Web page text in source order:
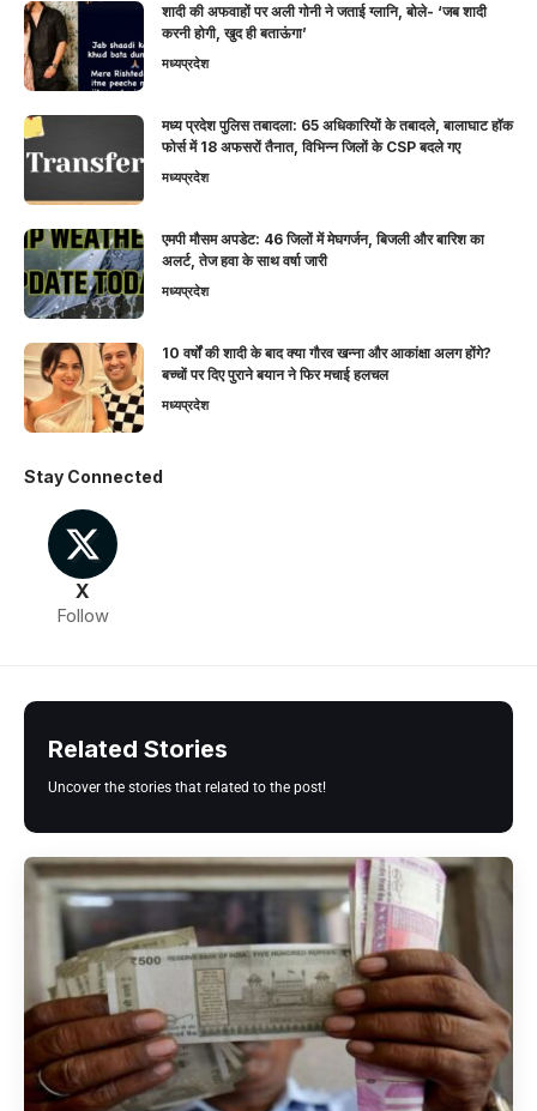
शादी की अफवाहों पर अली गोनी ने जताई ग्लानि, बोले- ‘जब शादी
करनी होगी, खुद ही बताऊंगा’
मध्यप्रदेश
मध्य प्रदेश पुलिस तबादला: 65 अधिकारियों के तबादले, बालाघाट हॉक
फोर्स में 18 अफसरों तैनात, विभिन्न जिलों के CSP बदले गए
मध्यप्रदेश
एमपी मौसम अपडेट: 46 जिलों में मेघगर्जन, बिजली और बारिश का
अलर्ट, तेज हवा के साथ वर्षा जारी
मध्यप्रदेश
10 वर्षों की शादी के बाद क्या गौरव खन्ना और आकांक्षा अलग होंगे?
बच्चों पर दिए पुराने बयान ने फिर मचाई हलचल
मध्यप्रदेश
Stay Connected
X
Follow
Related Stories
Uncover the stories that related to the post!